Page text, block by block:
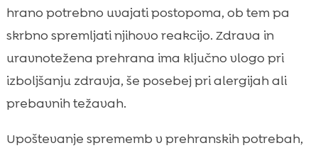
hrano potrebno uvajati postopoma, ob tem pa
skrbno spremljati njihovo reakcijo. Zdrava in
uravnotežena prehrana ima ključno vlogo pri
izboljšanju zdravja, še posebej pri alergijah ali
prebavnih težavah.
Upoštevanje sprememb v prehranskih potrebah,